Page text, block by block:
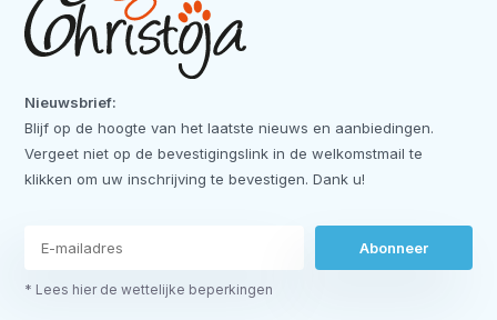
Nieuwsbrief:
Blijf op de hoogte van het laatste nieuws en aanbiedingen.
Vergeet niet op de bevestigingslink in de welkomstmail te
klikken om uw inschrijving te bevestigen. Dank u!
Abonneer
* Lees hier de wettelijke beperkingen